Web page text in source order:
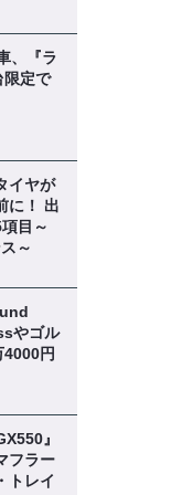
、『ラ
限定で
イヤが
に！ 出
目～
～
やゴル
円
』
フラー
トレイ